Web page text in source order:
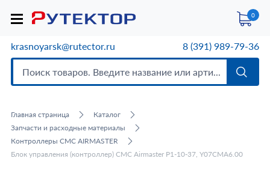
0
krasnoyarsk@rutector.ru 8 (391) 989-79-36
Главная страница
Каталог
Запчасти и расходные материалы
Контроллеры CMC AIRMASTER
Блок управления (контроллер) CMC Airmaster P1-10-37, Y07CMA6.00